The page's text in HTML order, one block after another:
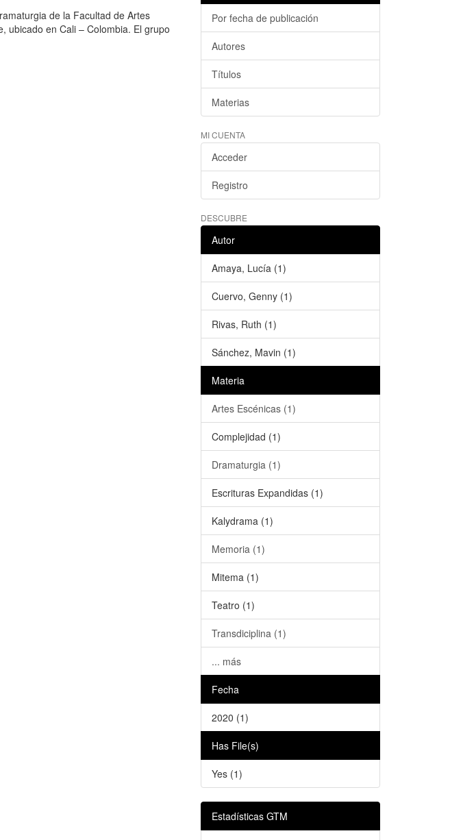
de la Facultad de Artes
ubicado en Cali – Colombia. El grupo
Por fecha de publicación
Autores
Títulos
Materias
MI CUENTA
Acceder
Registro
DESCUBRE
Autor
Amaya, Lucía (1)
Cuervo, Genny (1)
Rivas, Ruth (1)
Sánchez, Mavin (1)
Materia
Artes Escénicas (1)
Complejidad (1)
Dramaturgia (1)
Escrituras Expandidas (1)
Kalydrama (1)
Memoria (1)
Mitema (1)
Teatro (1)
Transdiciplina (1)
... más
Fecha
2020 (1)
Has File(s)
Yes (1)
Estadísticas GTM